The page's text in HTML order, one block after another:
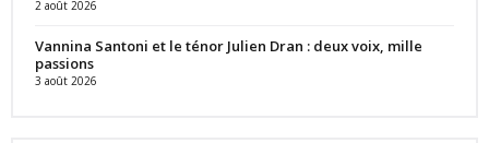
2 août 2026
Vannina Santoni et le ténor Julien Dran : deux voix, mille
passions
3 août 2026